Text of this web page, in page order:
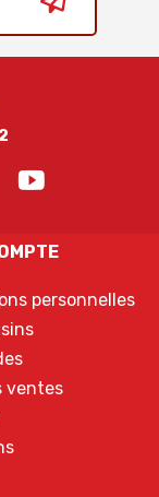
personnelles
ventes